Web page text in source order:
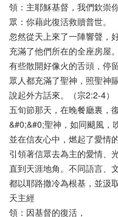
領：主耶穌基督，我們欽崇
眾：你藉此復活救贖普世。
忽然從天上來了一陣響聲，
充滿了他們所在的全座房屋。
有些散開好像火的舌頭，停
眾人都充滿了聖神，照聖神
說起外方話來。（宗2:2-4）
五旬節那天，在晚餐廳裏，
&#0;&#0;聖神，如同颶風，
並在信友心中，燃起了愛情
引領著信眾去為主的愛情、
直到天涯地角。不同語言、
都以耶路撒冷為根基，並汲
天主經
領：因基督的復活，